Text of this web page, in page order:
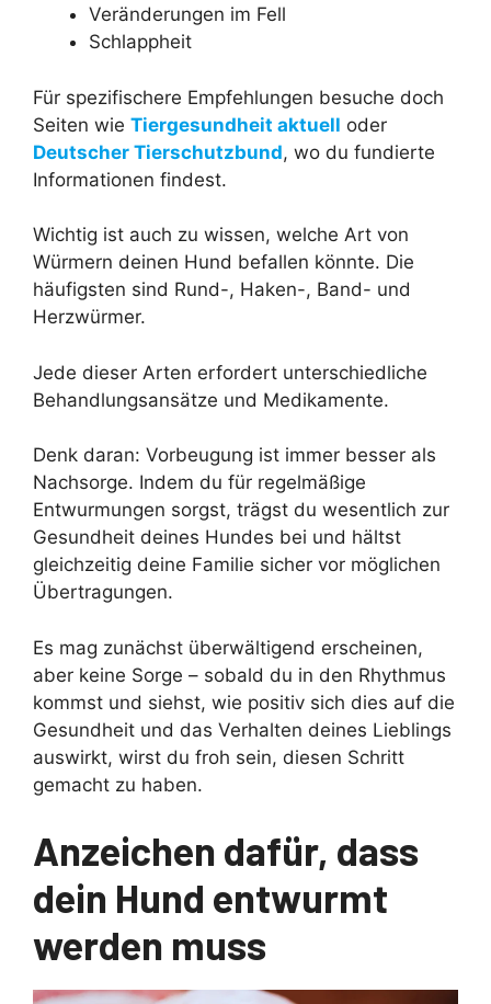
Veränderungen im Fell
Schlappheit
Für spezifischere Empfehlungen besuche doch
Seiten wie Tiergesundheit aktuell oder
Deutscher Tierschutzbund, wo du fundierte
Informationen findest.
Wichtig ist auch zu wissen, welche Art von
Würmern deinen Hund befallen könnte. Die
häufigsten sind Rund-, Haken-, Band- und
Herzwürmer.
Jede dieser Arten erfordert unterschiedliche
Behandlungsansätze und Medikamente.
Denk daran: Vorbeugung ist immer besser als
Nachsorge. Indem du für regelmäßige
Entwurmungen sorgst, trägst du wesentlich zur
Gesundheit deines Hundes bei und hältst
gleichzeitig deine Familie sicher vor möglichen
Übertragungen.
Es mag zunächst überwältigend erscheinen,
aber keine Sorge – sobald du in den Rhythmus
kommst und siehst, wie positiv sich dies auf die
Gesundheit und das Verhalten deines Lieblings
auswirkt, wirst du froh sein, diesen Schritt
gemacht zu haben.
Anzeichen dafür, dass
dein Hund entwurmt
werden muss